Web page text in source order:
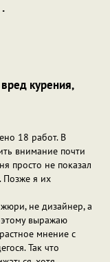
курения,
18 работ. В
внимание почти
просто не показал
Позже я их
не дизайнер, а
выражаю
мнение с
Так что